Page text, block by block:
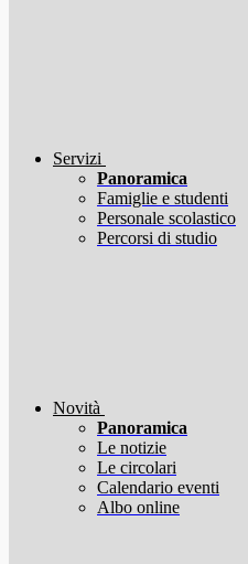
Servizi
Panoramica
Famiglie e studenti
Personale scolastico
Percorsi di studio
Novità
Panoramica
Le notizie
Le circolari
Calendario eventi
Albo online